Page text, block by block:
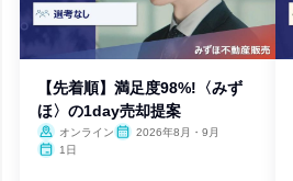
【先着順】満足度98%!〈みず
ほ〉の1day売却提案
オンライン
2026年8月・9月
1日